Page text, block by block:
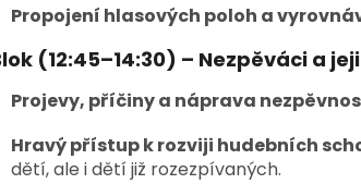
Propojení hlasových poloh a
(12:45–14:30) – Nezpěváci a
Projevy, příčiny a náprava
Hravý přístup k rozviji hudebních
dětí, ale i dětí již rozezpívaných.